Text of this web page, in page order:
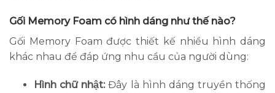
Gối Memory Foam có hình dáng như thế nào?
Gối Memory Foam được thiết kế nhiều hình dáng
khác nhau để đáp ứng nhu cầu của người dùng:
Hình chữ nhật:Đây là hình dáng truyền thống